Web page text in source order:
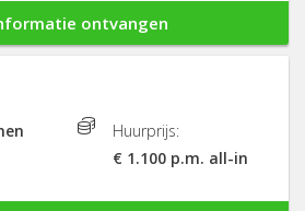
ontvangen
Huurprijs:
€ 1.100 p.m. all-in